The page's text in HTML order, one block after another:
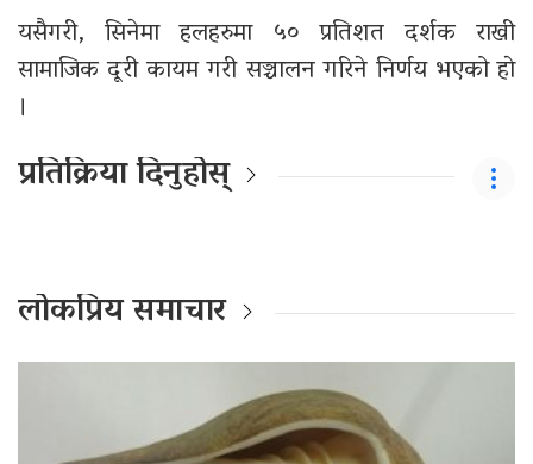
यसैगरी, सिनेमा हलहरुमा ५० प्रतिशत दर्शक राखी
सामाजिक दूरी कायम गरी सञ्चालन गरिने निर्णय भएको हाे
।
प्रतिक्रिया दिनुहोस्
लोकप्रिय समाचार